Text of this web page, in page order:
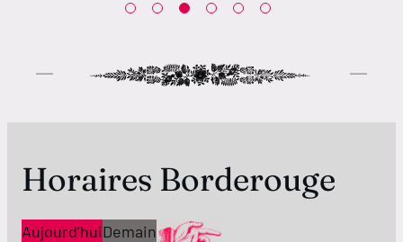
Horaires Borderouge
Aujourd’huiDemain